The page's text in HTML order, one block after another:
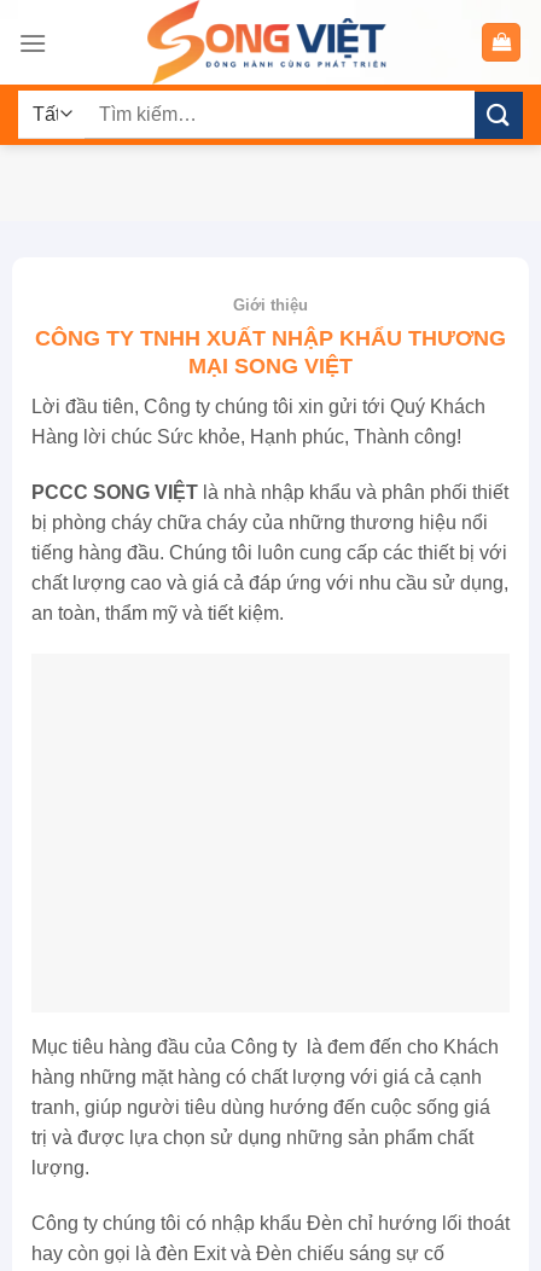
đến
dung
Tìm
Giới thiệu
CÔNG TY TNHH XUẤT NHẬP KHẨU THƯƠNG
MẠI SONG VIỆT
Lời đầu tiên, Công ty chúng tôi xin gửi tới Quý Khách
Hàng lời chúc Sức khỏe, Hạnh phúc, Thành công!
PCCC SONG VIỆT là nhà nhập khẩu và phân phối thiết
bị phòng cháy chữa cháy của những thương hiệu nổi
tiếng hàng đầu. Chúng tôi luôn cung cấp các thiết bị với
chất lượng cao và giá cả đáp ứng với nhu cầu sử dụng,
an toàn, thẩm mỹ và tiết kiệm.
Mục tiêu hàng đầu của Công ty là đem đến cho Khách
hàng những mặt hàng có chất lượng với giá cả cạnh
tranh, giúp người tiêu dùng hướng đến cuộc sống giá
trị và được lựa chọn sử dụng những sản phẩm chất
lượng.
Công ty chúng tôi có nhập khẩu Đèn chỉ hướng lối thoát
hay còn gọi là đèn Exit và Đèn chiếu sáng sự cố